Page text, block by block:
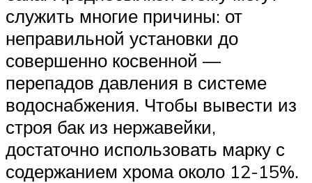
служить многие причины: от
неправильной установки до
совершенно косвенной —
перепадов давления в системе
водоснабжения. Чтобы вывести из
строя бак из нержавейки,
достаточно использовать марку с
содержанием хрома около 12-15%.